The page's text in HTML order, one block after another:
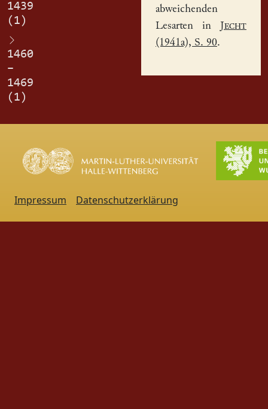
1439
(1)
1460
–
1469
(1)
abweichenden
Lesarten in
Jecht
(1941a), S. 90.
Impressum Datenschutzerklärung